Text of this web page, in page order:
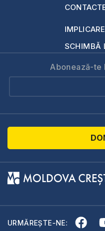
IMPLICARE
SCHIMBĂ
Abonează-te
URMĂREȘTE-NE: